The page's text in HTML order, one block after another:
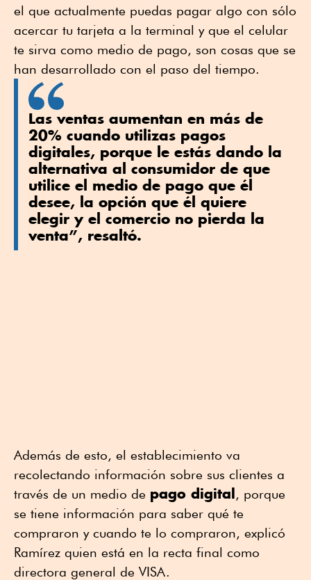
el que actualmente puedas pagar algo con sólo
acercar tu tarjeta a la terminal y que el celular
te sirva como medio de pago, son cosas que se
han desarrollado con el paso del tiempo.
Las ventas aumentan en más de
20% cuando utilizas pagos
digitales, porque le estás dando la
alternativa al consumidor de que
utilice el medio de pago que él
desee, la opción que él quiere
elegir y el comercio no pierda la
venta”, resaltó.
Además de esto, el establecimiento va
recolectando información sobre sus clientes a
través de un medio de pago digital , porque
se tiene información para saber qué te
compraron y cuando te lo compraron, explicó
Ramírez quien está en la recta final como
directora general de VISA.